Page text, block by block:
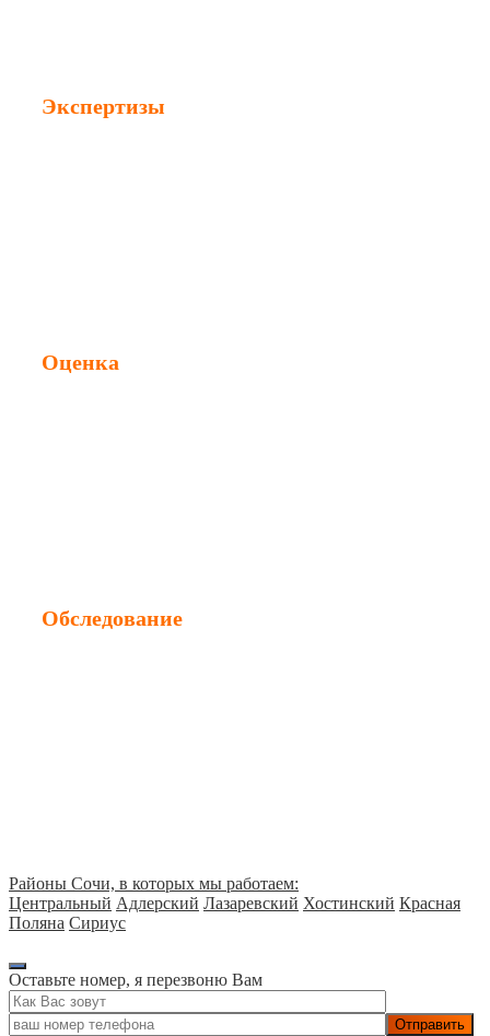
Экспертизы
Оценка
Обследование
Районы Сочи, в которых мы работаем:
Центральный Адлерский Лазаревский Хостинский Красная
Поляна Сириус
Оставьте номер, я перезвоню Вам